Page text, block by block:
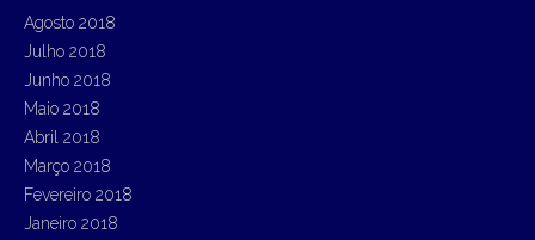
Agosto 2018
Julho 2018
Junho 2018
Maio 2018
Abril 2018
Março 2018
Fevereiro 2018
Janeiro 2018